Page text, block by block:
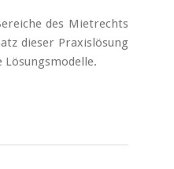
des Mietrechts
dieser Praxislösung